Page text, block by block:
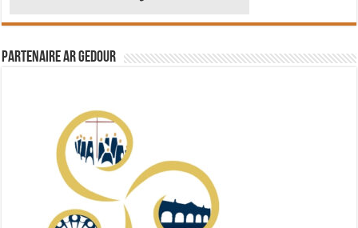
Partenaire Ar Gedour